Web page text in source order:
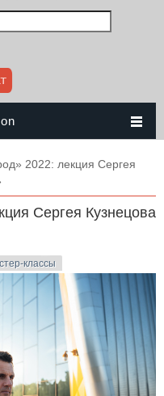
2022: лекция Сергея
Сергея Кузнецова
классы